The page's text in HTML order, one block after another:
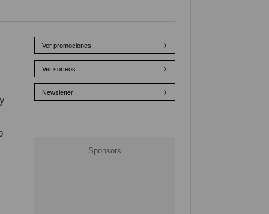
Ver promociones
Ver sorteos
Newsletter